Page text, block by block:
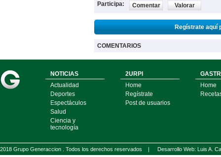
Participa: Comentar Valorar
Regístrate aquí
COMENTARIOS
NOTICIAS
Actualidad
Deportes
Espectáculos
Salud
Ciencia y
tecnología
2URPI
Home
Regístrate
Post de usuarios
Home
2018 Grupo Generaccion . Todos los derechos reservados | Desarrollo Web: Luis